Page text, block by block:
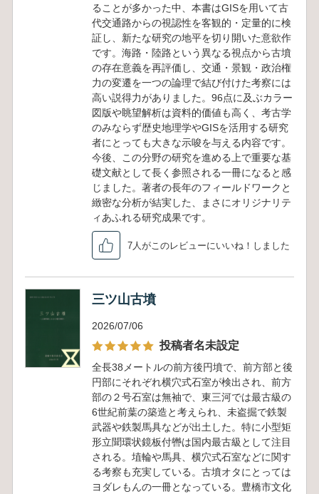
ることが多かった中、本書はGISを用いて古
代交通路からの視認性を客観的・定量的に検
証し、新たな研究の地平を切り開いた意欲作
です。海路・陸路という異なる視点から古墳
の存在意義を再評価し、交通・景観・政治権
力の変遷を一つの論理で結び付けた考察には
高い説得力がありました。96点に及ぶカラー
図版や眺望解析は資料的価値も高く、考古学
のみならず歴史地理学やGISを活用する研究
者にとっても大きな示唆を与える内容です。
今後、この分野の研究を進める上で重要な基
礎文献として長く参照される一冊になると感
じました。著者の長年のフィールドワークと
緻密な分析が結実した、まさにオリジナリテ
ィあふれる研究成果です。
7人がこのレビューにいいね！しました
三ツ山古墳
2026/07/06
投稿者名未設定
全長38メートルの前方後円墳で、前方部と後
円部にそれぞれ横穴式石室が検出され、前方
部の２号石室は無袖で、東三河では最古級の
6世紀前葉の築造と考えられ、未盗掘で鉄製
武器や鉄製馬具などが出土した。特に小型矩
形立聞環状鏡板付轡は国内最古級として注目
される。埴輪や馬具、横穴式石室などに関す
る考察も充実している。古墳オタにとっては
ヨダレもんの一冊となっている。豊橋市文化